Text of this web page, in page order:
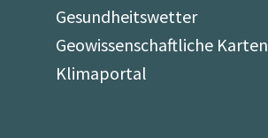
Gesundheitswetter
Geowissenschaftliche Karten
Klimaportal